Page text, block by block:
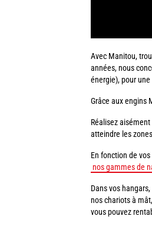
Avec Manitou,
années, nous
énergie), pour
Grâce aux engins
Réalisez
atteindre les
En fonction de
nos gammes de
Dans vos
nos chariots à
vous pouvez